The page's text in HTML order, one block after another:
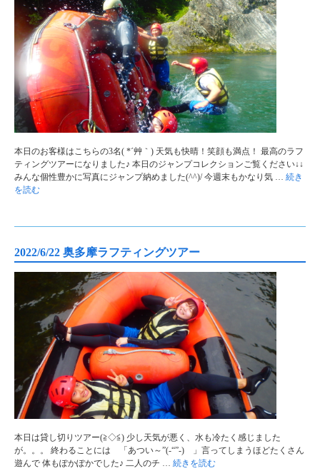
本日のお客様はこちらの3名( *´艸｀) 天気も快晴！笑顔も満点！ 最高のラフ
ティングツアーになりました♪ 本日のジャンプコレクションご覧ください↓↓
みんな個性豊かに写真にジャンプ納めました(^^)/ 今週末もかなり気 … 続き
を読む
2022/6/22 奥多摩ラフティングツアー
本日は貸し切りツアー(≧◇≦) 少し天気が悪く、水も冷たく感じました
が。。。 終わることには 「あつい～”(-“”-) 」言ってしまうほどたくさん
遊んで 体もぽかぽかでした♪ 二人のチ … 続きを読む